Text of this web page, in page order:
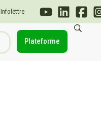
Infolettre
Plateforme